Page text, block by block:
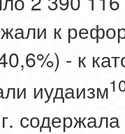
к
- к
иудаизм